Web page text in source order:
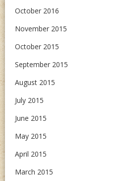
October 2016
November 2015
October 2015
September 2015
August 2015
July 2015
June 2015
May 2015
April 2015
March 2015